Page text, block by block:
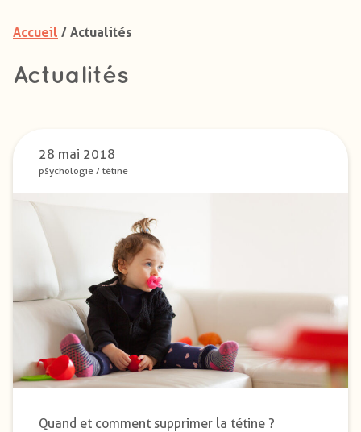
Accueil / Actualités
Actualités
28 mai 2018
psychologie / tétine
Quand et comment supprimer la tétine ?